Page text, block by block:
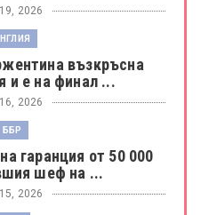
2026
възкръсна
и е на финал ...
2026
ББР
гаранция от 50 000
шеф на ...
2026